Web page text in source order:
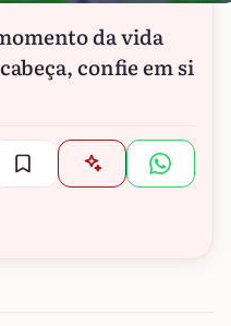
da vida
confie em si